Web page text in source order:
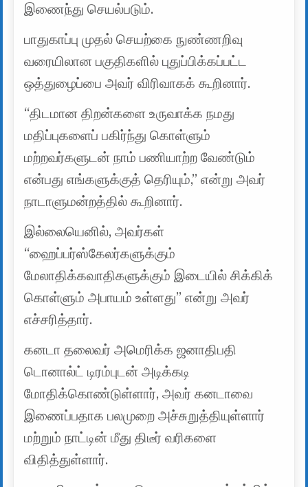
இணைந்து செயல்படும்.
பாதுகாப்பு முதல் செயற்கை நுண்ணறிவு
வரையிலான பகுதிகளில் புதுப்பிக்கப்பட்ட
ஒத்துழைப்பை அவர் விரிவாகக் கூறினார்.
“திடமான திறன்களை உருவாக்க நமது
மதிப்புகளைப் பகிர்ந்து கொள்ளும்
மற்றவர்களுடன் நாம் பணியாற்ற வேண்டும்
என்பது எங்களுக்குத் தெரியும்,” என்று அவர்
நாடாளுமன்றத்தில் கூறினார்.
இல்லையெனில், அவர்கள்
“ஹைப்பர்ஸ்கேலர்களுக்கும்
மேலாதிக்கவாதிகளுக்கும் இடையில் சிக்கிக்
கொள்ளும் அபாயம் உள்ளது” என்று அவர்
எச்சரித்தார்.
கனடா தலைவர் அமெரிக்க ஜனாதிபதி
டொனால்ட் டிரம்புடன் அடிக்கடி
மோதிக்கொண்டுள்ளார், அவர் கனடாவை
இணைப்பதாக பலமுறை அச்சுறுத்தியுள்ளார்
மற்றும் நாட்டின் மீது திடீர் வரிகளை
விதித்துள்ளார்.